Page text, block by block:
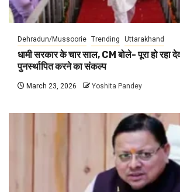
Dehradun/Mussoorie Trending Uttarakhand
धामी सरकार के चार साल, CM बोले- पूरा हो रहा
पुनर्स्थापित करने का संकल्प
March 23, 2026 Yoshita Pandey